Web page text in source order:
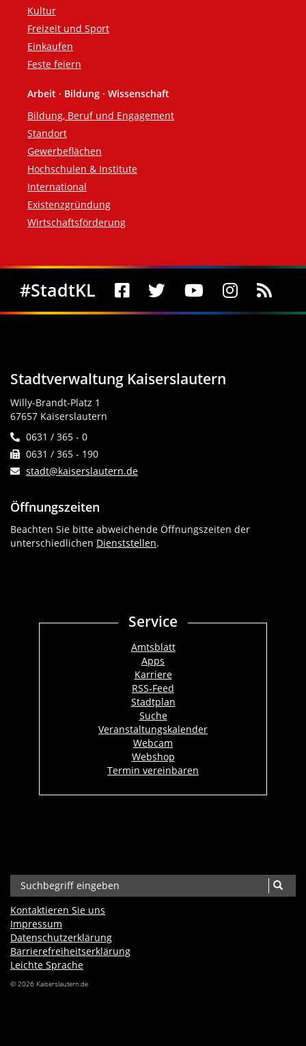
Kultur
Freizeit und Sport
Einkaufen
Feste feiern
Arbeit · Bildung · Wissenschaft
Bildung, Beruf und Engagement
Standort
Gewerbeflächen
Hochschulen & Institute
International
Existenzgründung
Wirtschaftsförderung
Social Media
#StadtKL
Stadtverwaltung Kaiserslautern
Willy-Brandt-Platz 1
67657 Kaiserslautern
0631 / 365 - 0
0631 / 365 - 190
stadt@kaiserslautern.de
Öffnungszeiten
Beachten Sie bitte abweichende Öffnungszeiten der
unterschiedlichen Dienststellen.
Service
Amtsblatt
Apps
Karriere
RSS-Feed
Stadtplan
Suche
Veranstaltungskalender
Webcam
Webshop
Termin vereinbaren
Kontaktieren Sie uns
Impressum
Datenschutzerklärung
Barrierefreiheits­erklärung
Leichte Sprache
© 2026 Kaiserslautern.de